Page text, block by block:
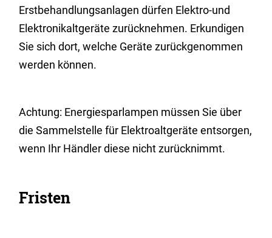
Erstbehandlungsanlagen dürfen Elektro-und
Elektronikaltgeräte zurücknehmen. Erkundigen
Sie sich dort, welche Geräte zurückgenommen
werden können.
Achtung: Energiesparlampen müssen Sie über
die Sammelstelle für Elektroaltgeräte entsorgen,
wenn Ihr Händler diese nicht zurücknimmt.
Fristen